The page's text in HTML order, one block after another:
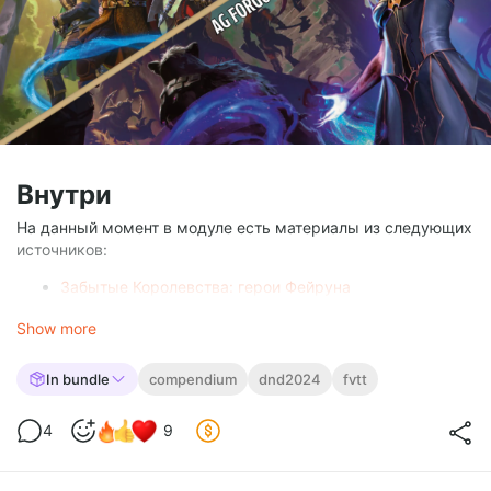
Внутри
На данный момент в модуле есть материалы из следующих
источников:
Забытые Королевства: герои Фейруна
Книга страстей Астариона
💡 Падение Нетерилабудет оформлено в виде отдельного
А теперь по типам документов:
Show more
In bundle compendium dnd2024 fvtt
4 9